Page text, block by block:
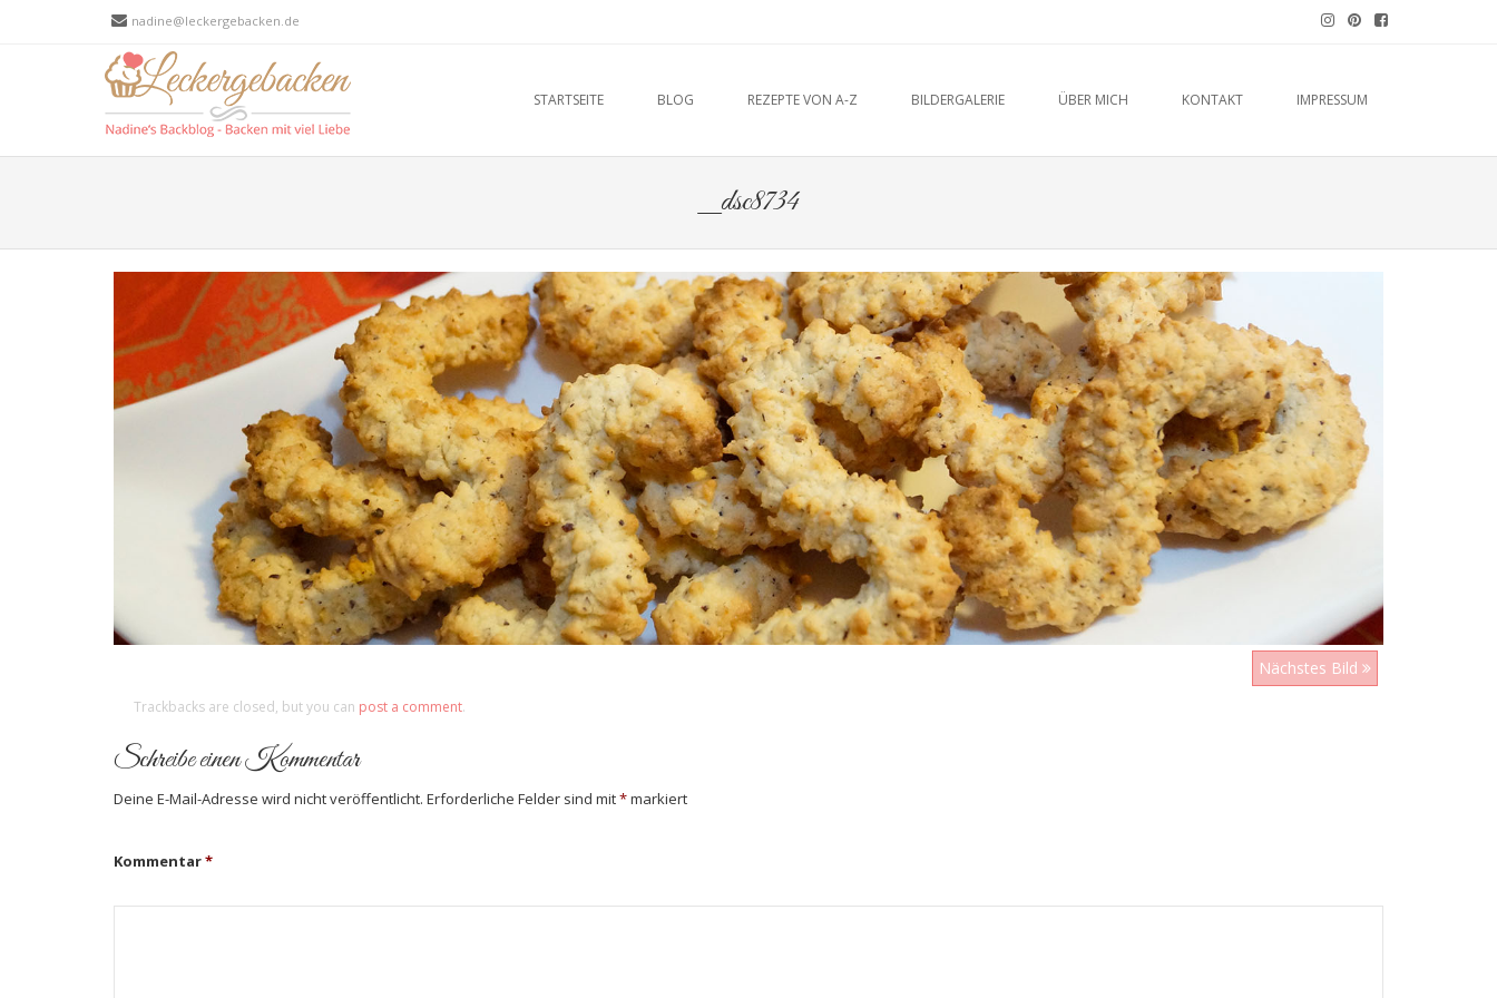
nadine@leckergebacken.de
SKIP TO CONTENTSTARTSEITE BLOG REZEPTE VON A-Z BILDERGALERIE ÜBER MICH KONTAKT IMPRESSUM
_dsc8734
Nächstes Bild
Trackbacks are closed, but you can post a comment.
Schreibe einen Kommentar
Deine E-Mail-Adresse wird nicht veröffentlicht. Erforderliche Felder sind mit*markiert
Kommentar*